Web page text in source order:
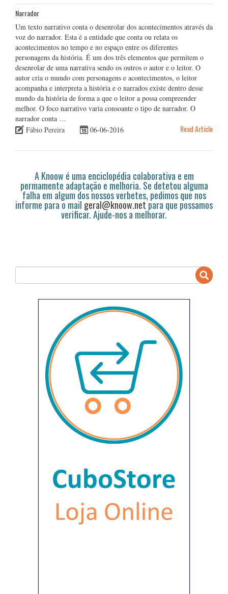
Narrador
Um texto narrativo conta o desenrolar dos acontecimentos através da
voz do narrador. Esta é a entidade que conta ou relata os
acontecimentos no tempo e no espaço entre os diferentes
personagens da história. É um dos três elementos que permitem o
desenrolar de uma narrativa sendo os outros o autor e o leitor. O
autor cria o mundo com personagens e acontecimentos, o leitor
acompanha e interpreta a história e o narrados existe dentro desse
mundo da história de forma a que o leitor a possa compreender
melhor. O foco narrativo varia consoante o tipo de narrador. O
narrador conta …
Fábio Pereira
06-06-2016 Read Article
A Knoow é uma enciclopédia colaborativa e em
permamente adaptação e melhoria. Se detetou alguma
falha em algum dos nossos verbetes, pedimos que nos
informe para o mail geral@knoow.netpara que possamos
verificar. Ajude-nos a melhorar.